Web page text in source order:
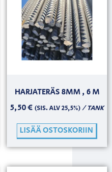
HARJATERÄS 8MM , 6 M
5,50€ (SIS. ALV 25,5%)/ TANK
LISÄÄ OSTOSKORIIN